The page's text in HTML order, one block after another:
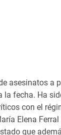
asesinatos a
la fecha. Ha
con el
Elena
que